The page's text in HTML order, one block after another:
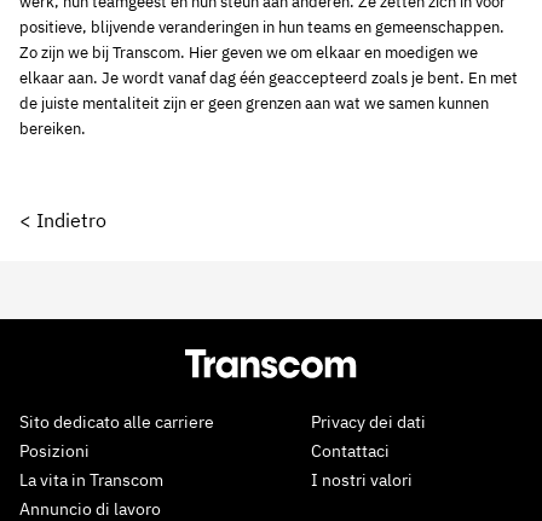
positieve, blijvende veranderingen in hun teams en gemeenschappen.
Zo zijn we bij Transcom. Hier geven we om elkaar en moedigen we
elkaar aan. Je wordt vanaf dag één geaccepteerd zoals je bent. En met
de juiste mentaliteit zijn er geen grenzen aan wat we samen kunnen
bereiken.
< Indietro
Sito dedicato alle carriere
Posizioni
La vita in Transcom
Annuncio di lavoro
Privacy dei dati
Contattaci
I nostri valori